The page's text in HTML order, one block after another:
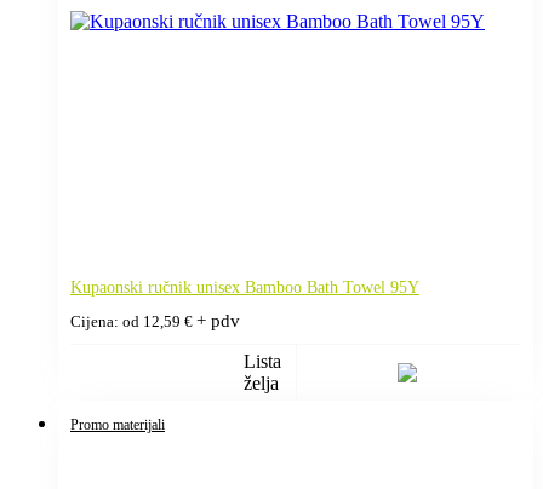
Kupaonski ručnik unisex Bamboo Bath Towel 95Y
Cijena: od 12,59 € + pdv
Lista
želja
Promo materijali